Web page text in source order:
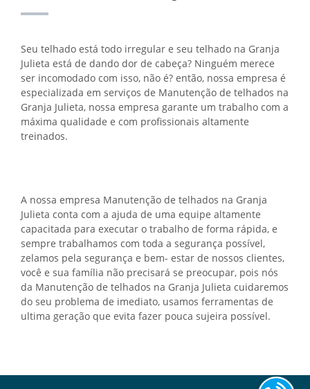
Seu telhado está todo irregular e seu telhado na Granja
Julieta está de dando dor de cabeça? Ninguém merece
ser incomodado com isso, não é? então, nossa empresa é
especializada em serviços de Manutenção de telhados na
Granja Julieta, nossa empresa garante um trabalho com a
máxima qualidade e com profissionais altamente
treinados.
A nossa empresa Manutenção de telhados na Granja
Julieta conta com a ajuda de uma equipe altamente
capacitada para executar o trabalho de forma rápida, e
sempre trabalhamos com toda a segurança possível,
zelamos pela segurança e bem- estar de nossos clientes,
você e sua família não precisará se preocupar, pois nós
da Manutenção de telhados na Granja Julieta cuidaremos
do seu problema de imediato, usamos ferramentas de
ultima geração que evita fazer pouca sujeira possível.